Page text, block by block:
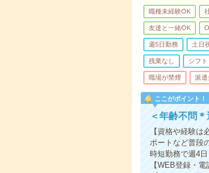
職種未経験OK
友達と一緒OK
週5日勤務 土日
残業なし シフト
職場が禁煙 派遣
ここがポイント！
＜年齢不問
【資格や経験
ポートなど普段
時短勤務で週4
【WEB登録・